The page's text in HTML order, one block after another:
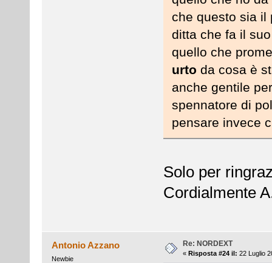
che questo sia il
ditta che fa il
quello che
urto da cosa è
anche gentile
spennatore di
pensare invece
Solo per
Cordialmente
Antonio Azzano
Newbie
Re: NORDEXT
« Risposta #24 il: 22 Luglio